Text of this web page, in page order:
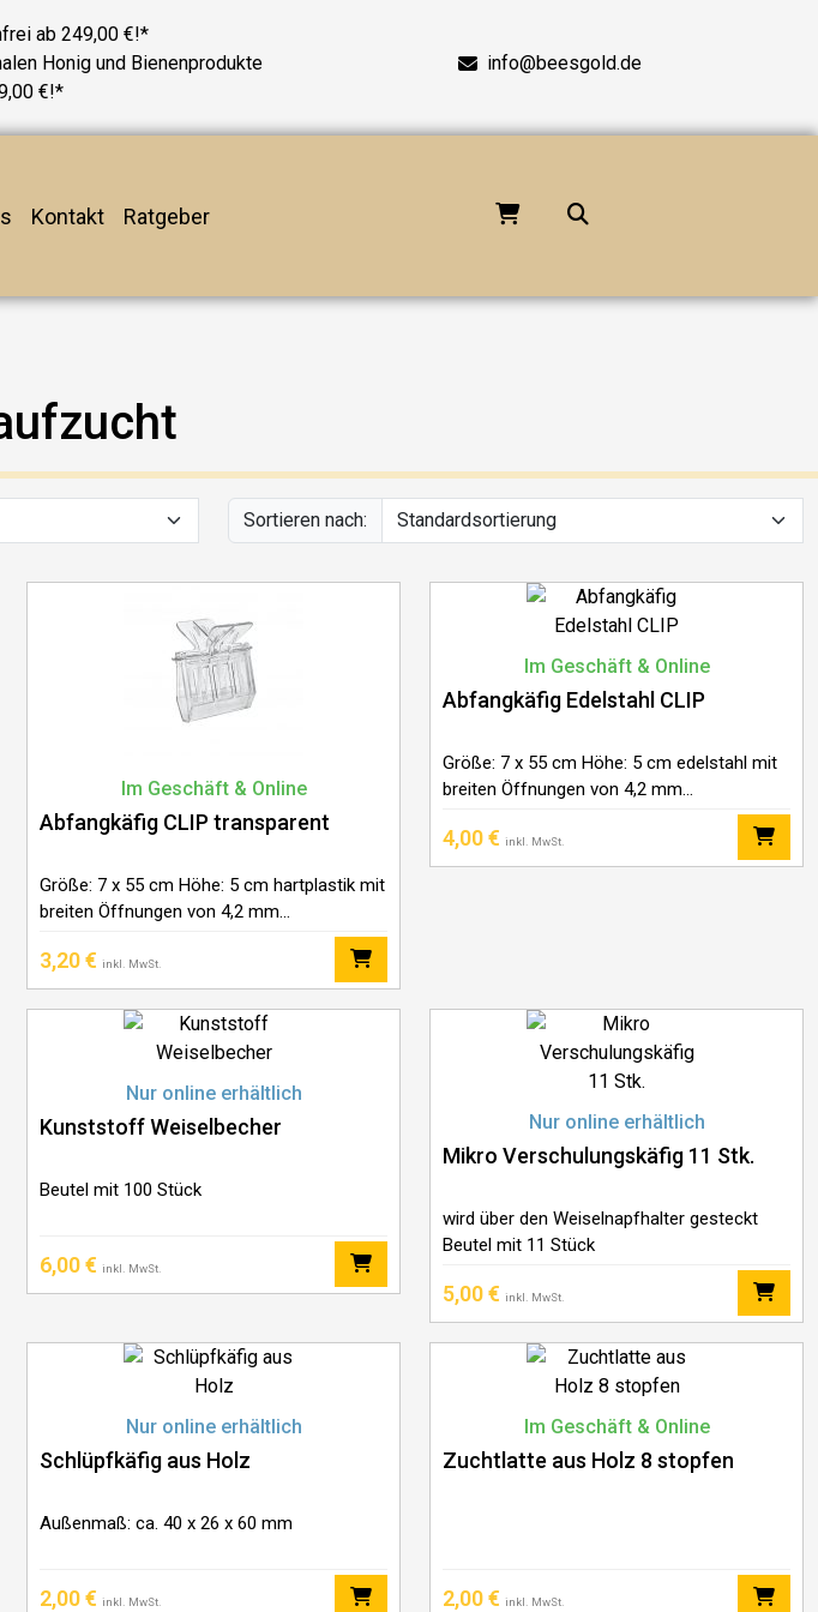
ab 249,00 €!*
Honig und Bienenprodukte
€!*
info@beesgold.de
Kontakt Ratgeber
Sortieren nach:
Im Geschäft & Online
Abfangkäfig CLIP transparent
Größe: 7 x 55 cm Höhe: 5 cm hartplastik mit
breiten Öffnungen von 4,2 mm
3,20€ inkl. MwSt.
Im Geschäft & Online
Abfangkäfig Edelstahl CLIP
Größe: 7 x 55 cm Höhe: 5 cm edelstahl mit
breiten Öffnungen von 4,2 mm
4,00€ inkl. MwSt.
Nur online erhältlich
Kunststoff Weiselbecher
Beutel mit 100 Stück
6,00€ inkl. MwSt.
Nur online erhältlich
Mikro Verschulungskäfig 11 Stk.
wird über den Weiselnapfhalter gesteckt
Beutel mit 11 Stück
5,00€ inkl. MwSt.
Nur online erhältlich
Schlüpfkäfig aus Holz
Außenmaß: ca. 40 x 26 x 60 mm
2,00€ inkl. MwSt.
Im Geschäft & Online
Zuchtlatte aus Holz 8 stopfen
2,00€ inkl. MwSt.